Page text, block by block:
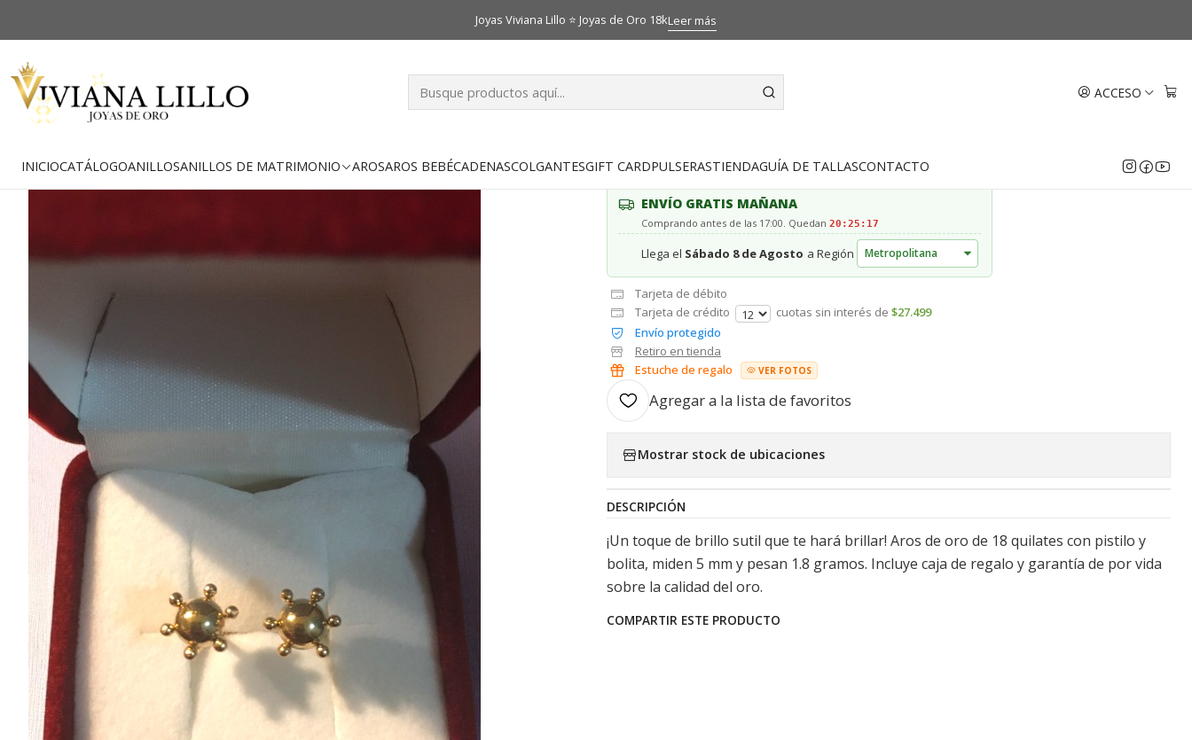
ACCESO
INICIOCATÁLOGOANILLOSANILLOS DE MATRIMONIO AROSAROS BEBÉCADENASCOLGANTESGIFT CARDPULSERASTIENDAGUÍA DE TALLASCONTACTO
Joyas Viviana Lillo ⭐ Joyas de Oro 18kLeer más
Catálogo Aros Aros pistilo bolita medianos Oro 18k
-26% OFF
Envío Gratis
|
Aros pistilo bolita medianos Oro 18k
ENVÍO GRATIS MAÑANA
Comprando antes de las 17:00. Quedan 20:25:16
Llega el Sábado 8 de Agosto a Región
Tarjeta de débito
Tarjeta de crédito
cuotas sin interés de $27.499
Envío protegido
Retiro en tienda
Estuche de regalo
VER FOTOS
Agregar a la lista de favoritos
Mostrar stock de ubicaciones
DESCRIPCIÓN
¡Un toque de brillo sutil que te hará brillar! Aros de oro de 18 quilates con pistilo y
bolita, miden 5 mm y pesan 1.8 gramos. Incluye caja de regalo y garantía de por vida
sobre la calidad del oro.
COMPARTIR ESTE PRODUCTO